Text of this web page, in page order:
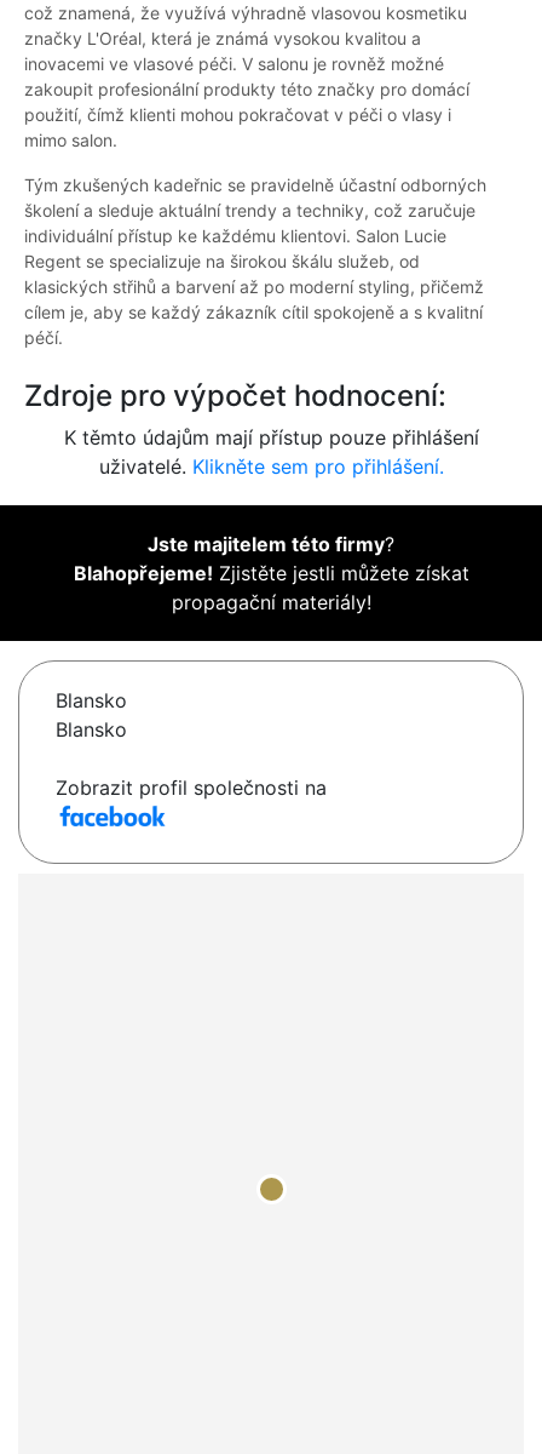
což znamená, že využívá výhradně vlasovou kosmetiku
značky L'Oréal, která je známá vysokou kvalitou a
inovacemi ve vlasové péči. V salonu je rovněž možné
zakoupit profesionální produkty této značky pro domácí
použití, čímž klienti mohou pokračovat v péči o vlasy i
mimo salon.
Tým zkušených kadeřnic se pravidelně účastní odborných
školení a sleduje aktuální trendy a techniky, což zaručuje
individuální přístup ke každému klientovi. Salon Lucie
Regent se specializuje na širokou škálu služeb, od
klasických střihů a barvení až po moderní styling, přičemž
cílem je, aby se každý zákazník cítil spokojeně a s kvalitní
péčí.
Zdroje pro výpočet hodnocení:
K těmto údajům mají přístup pouze přihlášení
uživatelé. Klikněte sem pro přihlášení.
Jste majitelem této firmy?
Blahopřejeme! Zjistěte jestli můžete získat
propagační materiály!
Blansko
Blansko
Zobrazit profil společnosti na